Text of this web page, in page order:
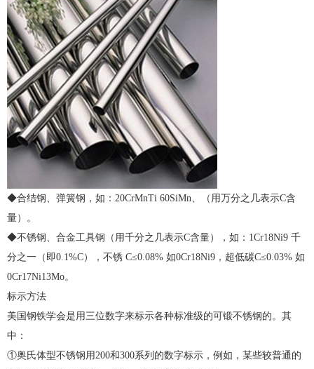
◆合结钢、弹簧钢，如：20CrMnTi 60SiMn、（用万分之几表示C含
量）。
◆不锈钢、合金工具钢（用千分之几表示C含量），如：1Cr18Ni9 千
分之一（即0.1%C），不锈 C≤0.08% 如0Cr18Ni9，超低碳C≤0.03% 如
0Cr17Ni13Mo。
标示方法
美国钢铁学会是用三位数字来标示各种标准级的可锻不锈钢的。其
中：
①奥氏体型不锈钢用200和300系列的数字标示，例如，某些较普通的